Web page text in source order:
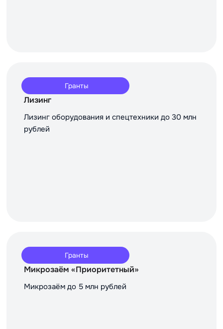
Гранты
Лизинг
Лизинг оборудования и спецтехники до 30 млн
рублей
Гранты
Микрозаём «Приоритетный»
Микрозаём до 5 млн рублей